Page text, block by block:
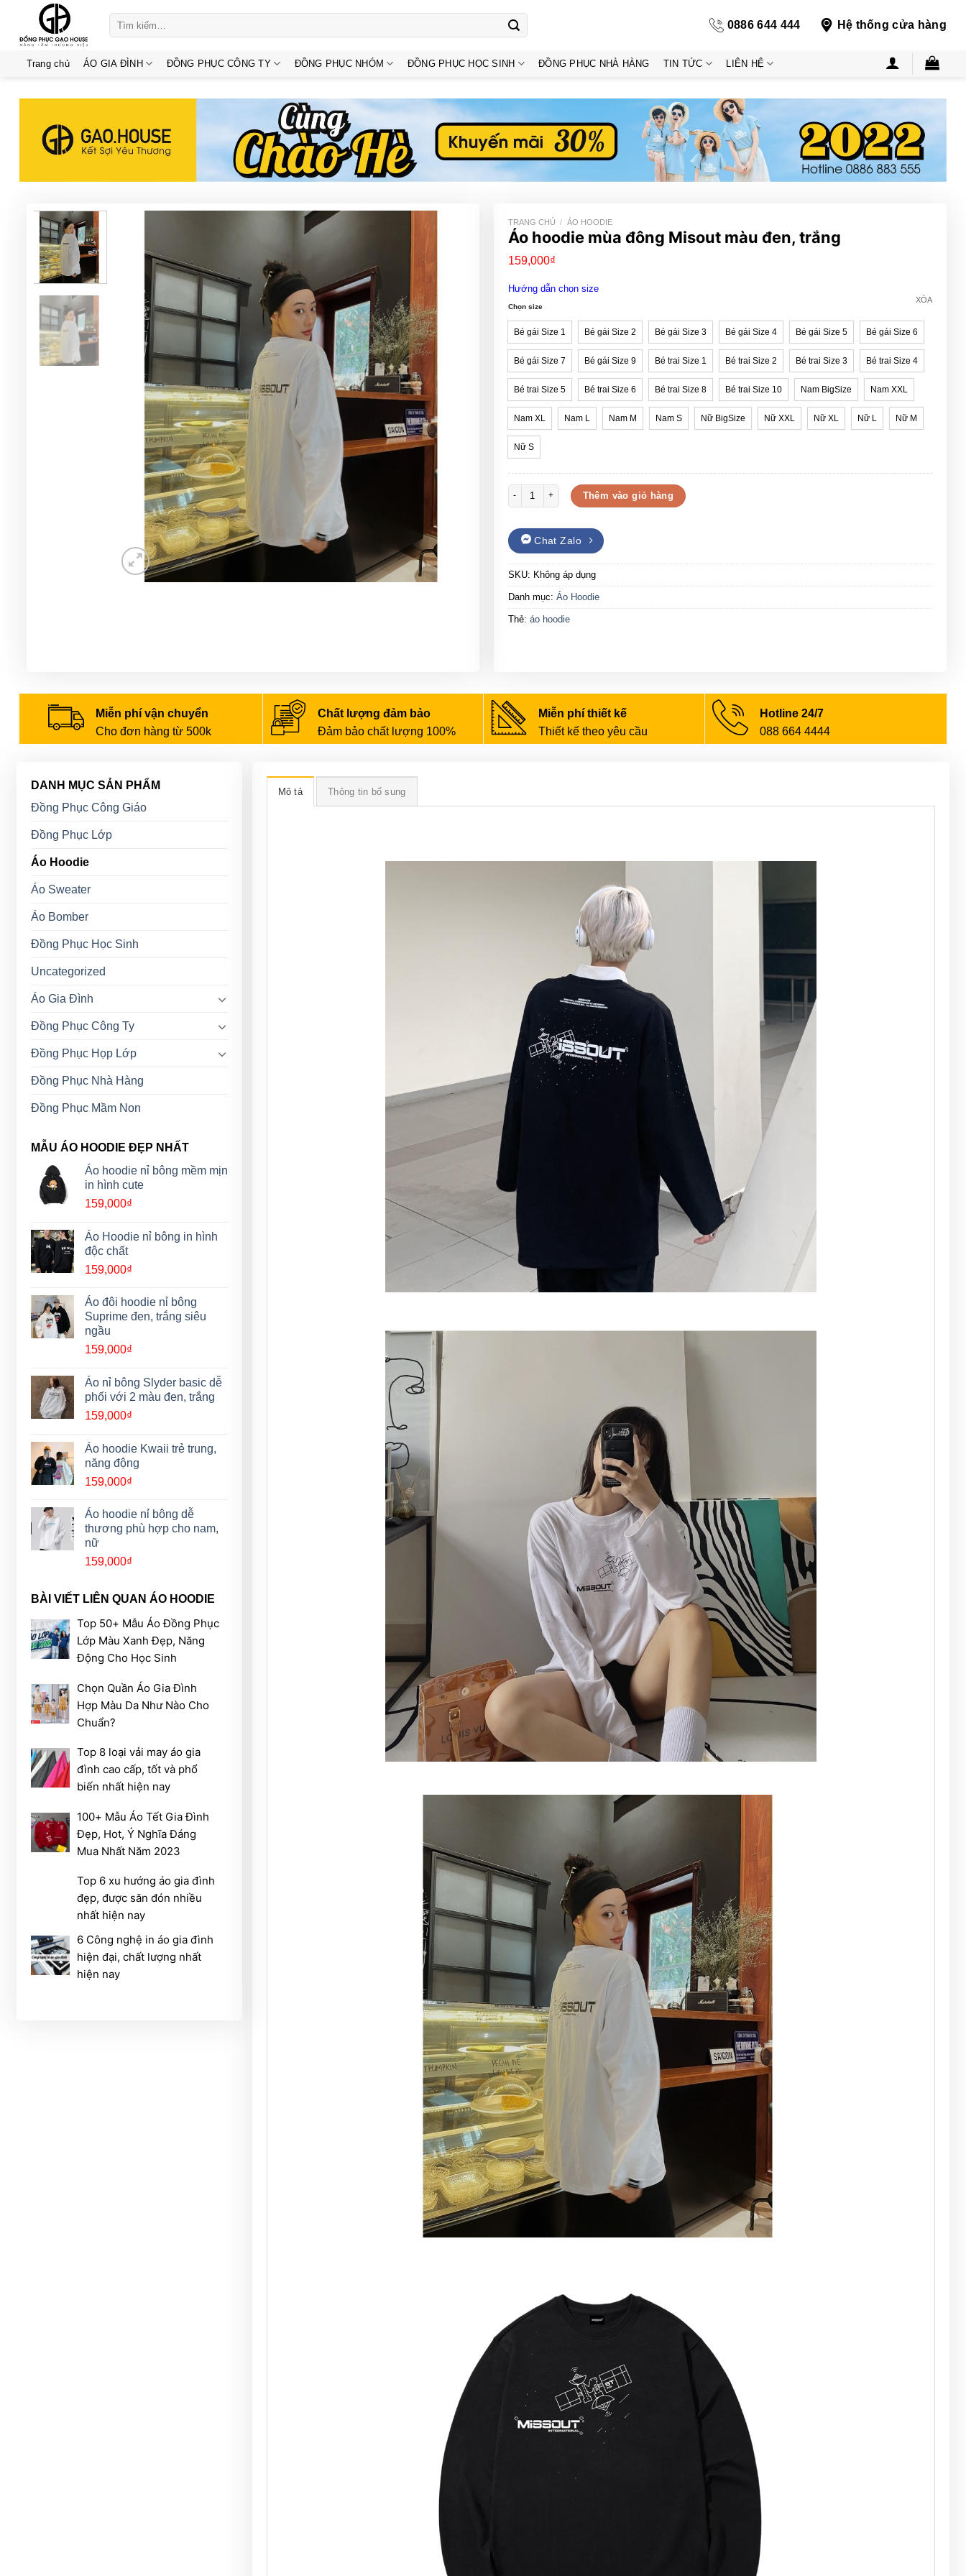
content
0886 644 444 Hệ thống cửa hàng
Trang chủ ÁO GIA ĐÌNH ĐỒNG PHỤC CÔNG TY ĐỒNG PHỤC NHÓM ĐỒNG PHỤC HỌC SINH ĐỒNG PHỤC NHÀ HÀNG TIN TỨC LIÊN HỆ
TRANG CHỦ / ÁO HOODIE
Áo hoodie mùa đông Misout màu đen, trắng
159,000₫
Hướng dẫn chọn size
Chọn size
Bé gái Size 1 Bé gái Size 2 Bé gái Size 3 Bé gái Size 4 Bé gái Size 5 Bé gái Size 6
Bé gái Size 7 Bé gái Size 9 Bé trai Size 1 Bé trai Size 2 Bé trai Size 3 Bé trai Size 4
Bé trai Size 5 Bé trai Size 6 Bé trai Size 8 Bé trai Size 10 Nam BigSize Nam XXL
Nam XL Nam L Nam M Nam S Nữ BigSize Nữ XXL Nữ XL Nữ L Nữ M
Nữ S
XÓA
Áo hoodie mùa đông Misout màu đen, trắng số lượng
Thêm vào giỏ hàng
Chat Zalo
SKU: Không áp dụng
Danh mục: Áo Hoodie
Thẻ: áo hoodie
Miễn phí vận chuyển
Cho đơn hàng từ 500k
Chất lượng đảm bảo
Đảm bảo chất lượng 100%
Miễn phí thiết kế
Thiết kế theo yêu cầu
Hotline 24/7
088 664 4444
DANH MỤC SẢN PHẨM
Đồng Phục Công Giáo
Đồng Phục Lớp
Áo Hoodie
Áo Sweater
Áo Bomber
Đồng Phục Học Sinh
Uncategorized
Áo Gia Đình
Đồng Phục Công Ty
Đồng Phục Họp Lớp
Đồng Phục Nhà Hàng
Đồng Phục Mầm Non
MẪU ÁO HOODIE ĐẸP NHẤT
Áo hoodie nỉ bông mềm mịn
in hình cute
159,000₫
Áo Hoodie nỉ bông in hình
độc chất
159,000₫
Áo đôi hoodie nỉ bông
Suprime đen, trắng siêu
ngầu
159,000₫
Áo nỉ bông Slyder basic dễ
phối với 2 màu đen, trắng
159,000₫
Áo hoodie Kwaii trẻ trung,
năng động
159,000₫
Áo hoodie nỉ bông dễ
thương phù hợp cho nam,
nữ
159,000₫
BÀI VIẾT LIÊN QUAN ÁO HOODIE
Top 50+ Mẫu Áo Đồng Phục
Lớp Màu Xanh Đẹp, Năng
Động Cho Học Sinh
Chọn Quần Áo Gia Đình
Hợp Màu Da Như Nào Cho
Chuẩn?
Top 8 loại vải may áo gia
đình cao cấp, tốt và phổ
biến nhất hiện nay
100+ Mẫu Áo Tết Gia Đình
Đẹp, Hot, Ý Nghĩa Đáng
Mua Nhất Năm 2023
Top 6 xu hướng áo gia đình
đẹp, được săn đón nhiều
nhất hiện nay
6 Công nghệ in áo gia đình
hiện đại, chất lượng nhất
hiện nay
Mô tả Thông tin bổ sung